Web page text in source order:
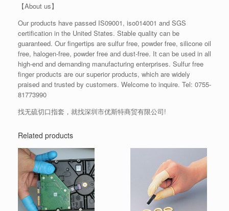
【About us】
Our products have passed IS09001, iso014001 and SGS
certification in the United States. Stable quality can be
guaranteed. Our fingertips are sulfur free, powder free, silicone oil
free, halogen-free, powder free and dust-free. It can be used in all
high-end and demanding manufacturing enterprises. Sulfur free
finger products are our superior products, which are widely
praised and trusted by customers. Welcome to inquire. Tel: 0755-
81773990
找无硫切口指套，就找深圳市优斯特商贸有限公司!
Related products